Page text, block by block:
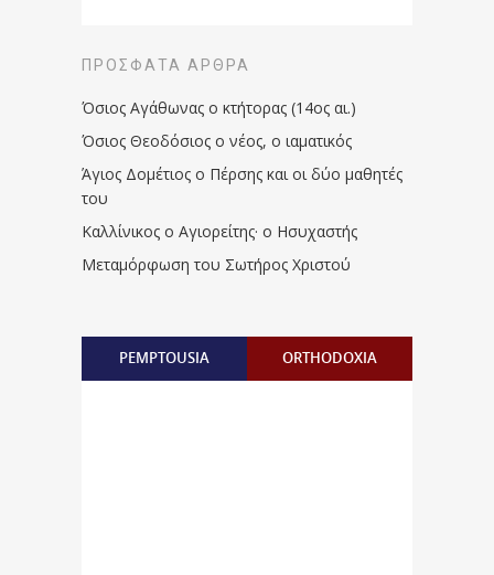
ΠΡΌΣΦΑΤΑ ΆΡΘΡΑ
Όσιος Αγάθωνας ο κτήτορας (14ος αι.)
Όσιος Θεοδόσιος ο νέος, ο ιαματικός
Άγιος Δομέτιος ο Πέρσης και οι δύο μαθητές
του
Καλλίνικος ο Αγιορείτης · ο Ησυχαστής
Μεταμόρφωση του Σωτήρος Χριστού
PEMPTOUSIA ORTHODOXIA